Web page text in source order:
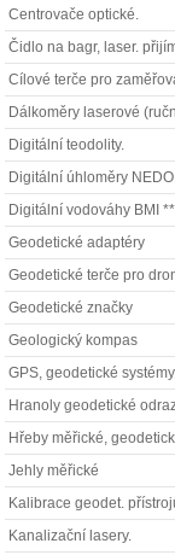
Centrovače optické.
Čidlo na bagr, laser.
Cílové terče pro
Dálkoměry laserové
Digitální teodolity.
Digitální úhloměry
Digitální vodováhy BMI
Geodetické adaptéry
Geodetické terče pro
Geodetické značky
Geologický kompas
GPS, geodetické
Hranoly geodetické
Hřeby měřické,
Jehly měřické
Kalibrace geodet.
Kanalizační lasery.